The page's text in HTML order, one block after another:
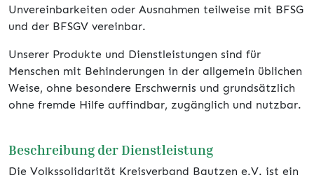
Unvereinbarkeiten oder Ausnahmen teilweise mit BFSG
und der BFSGV vereinbar.
Unserer Produkte und Dienstleistungen sind für
Menschen mit Behinderungen in der allgemein üblichen
Weise, ohne besondere Erschwernis und grundsätzlich
ohne fremde Hilfe auffindbar, zugänglich und nutzbar.
Beschreibung der Dienstleistung
Die Volkssolidarität Kreisverband Bautzen e.V. ist ein